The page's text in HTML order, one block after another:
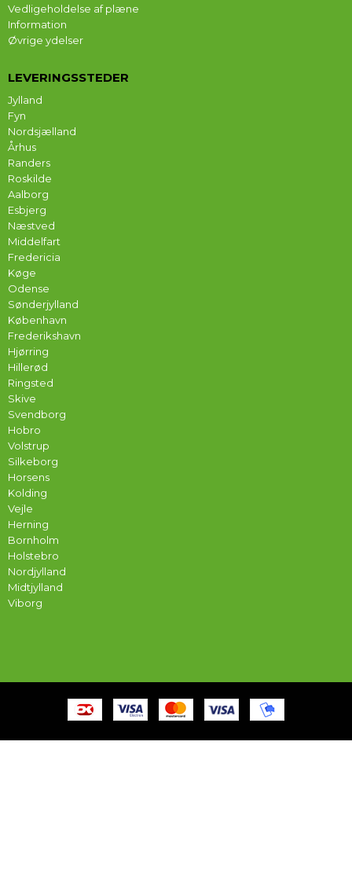
Vedligeholdelse af plæne
Information
Øvrige ydelser
LEVERINGSSTEDER
Jylland
Fyn
Nordsjælland
Århus
Randers
Roskilde
Aalborg
Esbjerg
Næstved
Middelfart
Fredericia
Køge
Odense
Sønderjylland
København
Frederikshavn
Hjørring
Hillerød
Ringsted
Skive
Svendborg
Hobro
Volstrup
Silkeborg
Horsens
Kolding
Vejle
Herning
Bornholm
Holstebro
Nordjylland
Midtjylland
Viborg